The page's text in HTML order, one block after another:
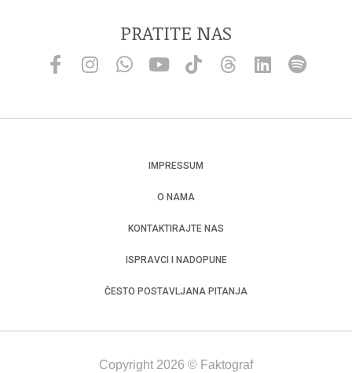
PRATITE NAS
IMPRESSUM
O NAMA
KONTAKTIRAJTE NAS
ISPRAVCI I NADOPUNE
ČESTO POSTAVLJANA PITANJA
Copyright 2026 © Faktograf